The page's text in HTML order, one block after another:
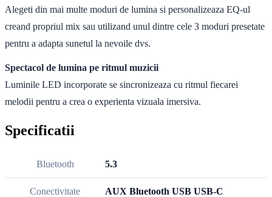
Alegeti din mai multe moduri de lumina si personalizeaza EQ-ul
creand propriul mix sau utilizand unul dintre cele 3 moduri presetate
pentru a adapta sunetul la nevoile dvs.
Spectacol de lumina pe ritmul muzicii
Luminile LED incorporate se sincronizeaza cu ritmul fiecarei
melodii pentru a crea o experienta vizuala imersiva.
Specificatii
Bluetooth 5.3
Conectivitate AUX Bluetooth USB USB-C